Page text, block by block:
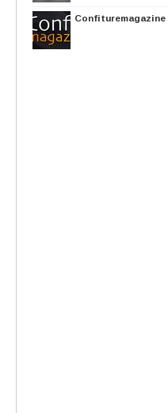
Confituremagazine